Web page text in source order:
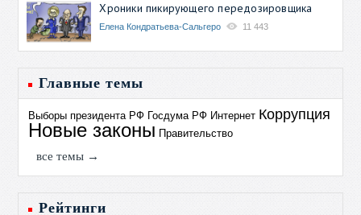
Хроники пикирующего передозировщика
Елена Кондратьева-Сальгеро 11 443
Главные темы
Выборы президента РФ Госдума РФ Интернет Коррупция
Новые законы Правительство
все темы →
Рейтинги